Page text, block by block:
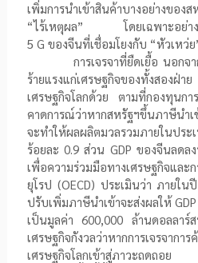
เพิ่มการนำเข้าสินค้าบางอย่างขอ
“ไร้เหตุผล” โดยเฉพาะอย่างยิ่
5 G ของจีนที่เชื่อมโยงกับ “หัวเหว่ย
การเจรจาที่ยืดเยื้อ นอกจ
ร้ายแรงแก่เศรษฐกิจของทั้งสอ
เศรษฐกิจโลกด้วย ตามที่กองทุนกา
คาดการณ์ว่าหากสหรัฐฯขึ้นภาษีนำ
จะทำให้ผลผลิตมวลรวมภายในปร
ร้อยละ0.9ส่วน GDP ของจีนลดล
เพื่อความร่วมมือทางเศรษฐกิจและ
ยุโรป (OECD) ประเมินว่า ภายในปี
ปรับเพิ่มภาษีนำเข้าจะส่งผลให้
เป็นมูลค่า600,000 ล้านดอลลา
เศรษฐกิจกังวลว่าหากการเจรจากา
เศรษฐกิจโลกเข้าสู่ภาวะถดถอย